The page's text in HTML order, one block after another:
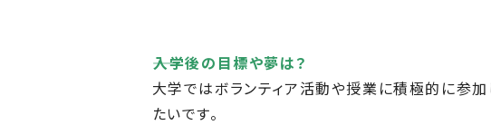
――入学後の目標や夢は？
大学ではボランティア活動や授業に積極的に参
たいです。